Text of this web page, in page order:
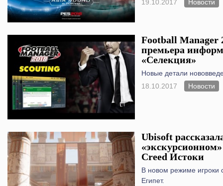
19.10.2017
Новости
Football Manager
премьера
«Селекция»
Новые детали
18.10.2017
Новости
Ubisoft
Creed Истоки
В новом режиме игроки
Египет.